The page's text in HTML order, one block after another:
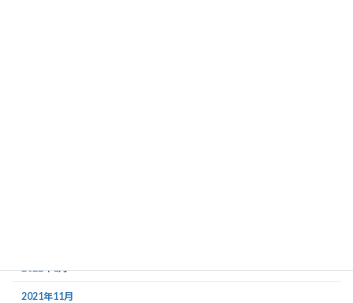
2022年1月
2021年11月